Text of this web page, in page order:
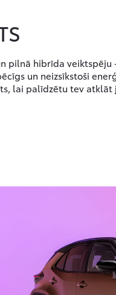
hibrīda veiktspēju
un neizsīkstoši
lai palīdzētu tev atklāt